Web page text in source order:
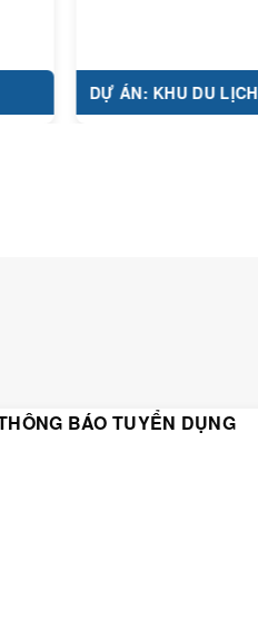
DỰ ÁN: KHU DU LỊCH SINH...